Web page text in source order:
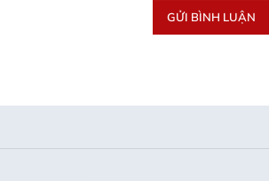
GỬI BÌNH LUẬN